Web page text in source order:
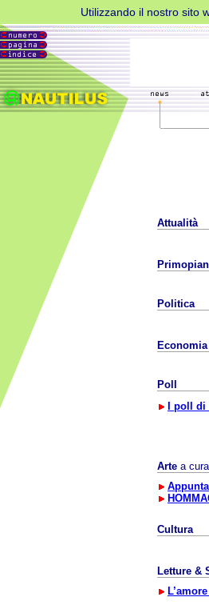
Utilizzando il nostro sito
Attualità
Politica
Economia
Poll
I poll
Arte a
Cultura
Letture &